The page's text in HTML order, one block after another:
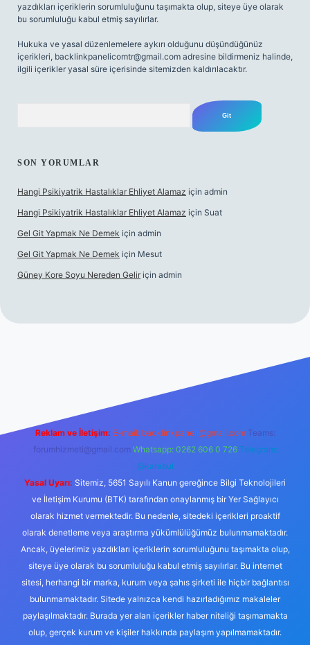
yazdıkları içeriklerin sorumluluğunu taşımakta olup, siteye üye olarak
bu sorumluluğu kabul etmiş sayılırlar.
Hukuka ve yasal düzenlemelere aykırı olduğunu düşündüğünüz
içerikleri, backlinkpanelicomtr@gmail.com adresine bildirmeniz halinde,
ilgili içerikler yasal süre içerisinde sitemizden kaldırılacaktır.
SON YORUMLAR
Hangi Psikiyatrik Hastalıklar Ehliyet Alamaz için admin
Hangi Psikiyatrik Hastalıklar Ehliyet Alamaz için Suat
Gel Git Yapmak Ne Demek için admin
Gel Git Yapmak Ne Demek için Mesut
Güney Kore Soyu Nereden Gelir için admin
Reklam ve İletişim: E-mail: backlinkpaneli@gmail.com Teams:
forumhizmeti@gmail.com Whatsapp: 0262 606 0 726 Telegram:
@karabul
Yasal Uyarı: Sitemiz, 5651 Sayılı Kanun gereğince Bilgi Teknolojileri
ve İletişim Kurumu (BTK) tarafından onaylanmış bir Yer Sağlayıcı
olarak hizmet vermektedir. Bu nedenle, sitedeki içerikleri proaktif
olarak denetleme veya araştırma yükümlülüğümüz bulunmamaktadır.
Ancak, üyelerimiz yazdıkları içeriklerin sorumluluğunu taşımakta olup,
siteye üye olarak bu sorumluluğu kabul etmiş sayılırlar. Bu internet
sitesi, herhangi bir marka, kurum veya şahıs şirketi ile hiçbir bağlantısı
bulunmamaktadır. Sitede yalnızca kendi hazırladığımız makaleler
paylaşılmaktadır. Burada yer alan içerikler haber niteliği taşımamakta
olup, gerçek kurum ve kişiler hakkında paylaşım yapılmamaktadır.